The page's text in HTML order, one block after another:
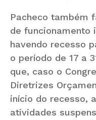
Pacheco também
de funcionamento
havendo recesso
o período de 17 a
que, caso o
Diretrizes
início do recesso,
atividades